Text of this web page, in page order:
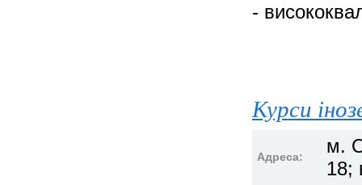
-
Курси
Адреса:
м.
18;